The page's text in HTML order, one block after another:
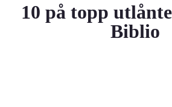
10 på topp
Biblio